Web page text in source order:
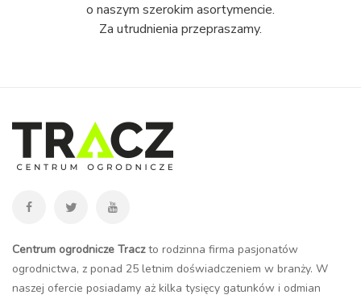
o naszym szerokim asortymencie.
Za utrudnienia przepraszamy.
Centrum ogrodnicze Traczto rodzinna firma pasjonatów
ogrodnictwa, z ponad 25 letnim doświadczeniem w branży. W
naszej ofercie posiadamy aż kilka tysięcy gatunków i odmian